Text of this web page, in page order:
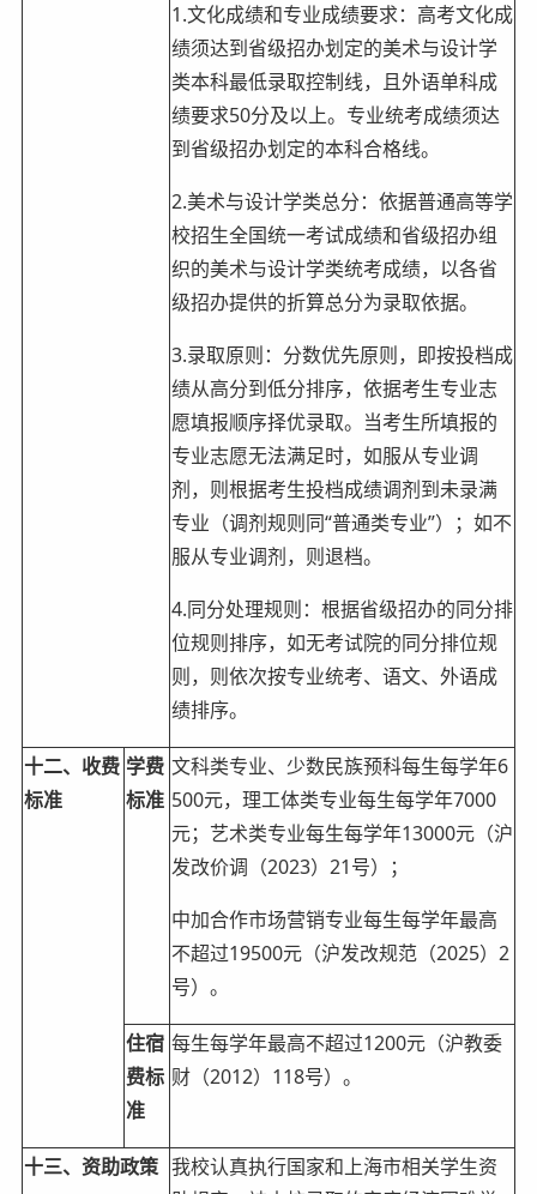
1.文化成绩和专业成绩要求：高考文化成
绩须达到省级招办划定的美术与设计学
类本科最低录取控制线，且外语单科成
绩要求50分及以上。专业统考成绩须达
到省级招办划定的本科合格线。
2.美术与设计学类总分：依据普通高等学
校招生全国统一考试成绩和省级招办组
织的美术与设计学类统考成绩，以各省
级招办提供的折算总分为录取依据。
3.录取原则：分数优先原则，即按投档成
绩从高分到低分排序，依据考生专业志
愿填报顺序择优录取。当考生所填报的
专业志愿无法满足时，如服从专业调
剂，则根据考生投档成绩调剂到未录满
专业（调剂规则同“普通类专业”）；如不
服从专业调剂，则退档。
4.同分处理规则：根据省级招办的同分排
位规则排序，如无考试院的同分排位规
则，则依次按专业统考、语文、外语成
绩排序。
十二、收费
标准
学费
标准
文科类专业、少数民族预科每生每学年6
500元，理工体类专业每生每学年7000
元；艺术类专业每生每学年13000元（沪
发改价调（2023）21号）；
中加合作市场营销专业每生每学年最高
不超过19500元（沪发改规范（2025）2
号）。
住宿
费标
准
每生每学年最高不超过1200元（沪教委
财（2012）118号）。
十三、资助政策 我校认真执行国家和上海市相关学生资